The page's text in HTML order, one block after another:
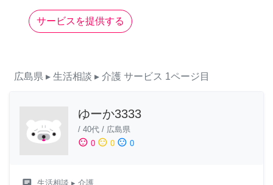
サービスを提供する
広島県 ▸ 生活相談 ▸ 介護 サービス 1ページ目
ゆーか3333
/ 40代 / 広島県
sentiment_satisfied 0 sentiment_neutral 0 sentiment_dissatisfied 0
chat 生活相談 ▸ 介護